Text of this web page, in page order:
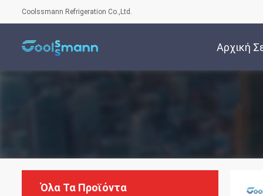
Coolssmann Refrigeration Co.,Ltd.
Αρχική
Όλα Τα Προϊόντα